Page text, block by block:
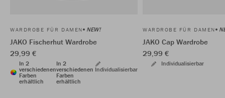
WARDROBE FÜR DAMEN NEW!
JAKO Fischerhut Wardrobe
29,99 €
In 2
verschiedenen
Farben
erhältlich
In 2
verschiedenen
Farben
erhältlich
Individualisierbar
WARDROBE FÜR DAMEN
JAKO Cap Wardrobe
29,99 €
Individualisierbar